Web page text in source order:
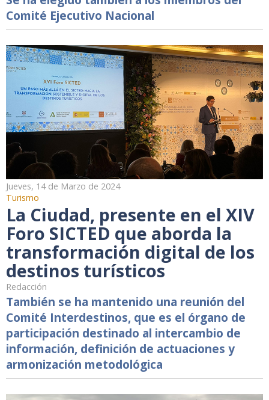
Comité Ejecutivo Nacional
Jueves, 14 de Marzo de 2024
Turismo
La Ciudad, presente en el XIV
Foro SICTED que aborda la
transformación digital de los
destinos turísticos
Redacción
También se ha mantenido una reunión del
Comité Interdestinos, que es el órgano de
participación destinado al intercambio de
información, definición de actuaciones y
armonización metodológica